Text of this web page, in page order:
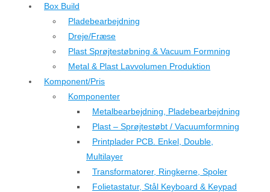
Box Build
Pladebearbejdning
Dreje/Fræse
Plast Sprøjtestøbning & Vacuum Formning
Metal & Plast Lavvolumen Produktion
Komponent/Pris
Komponenter
Metalbearbejdning, Pladebearbejdning
Plast – Sprøjtestøbt / Vacuumformning
Printplader PCB. Enkel, Double,
Multilayer
Transformatorer, Ringkerne, Spoler
Folietastatur, Stål Keyboard & Keypad